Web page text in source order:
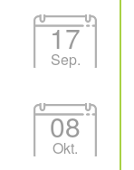
17
Sep.
08
Okt.